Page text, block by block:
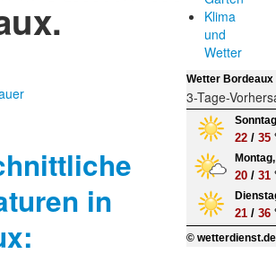
in
Klima
und
Wetter
Wetter Bordeaux
3-Tage-
22 /35
20 /31
21 /36
© wetterdienst.de